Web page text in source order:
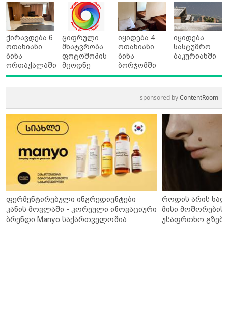
ქირავდება 6
ოთახიანი
ბინა
ორთაჭალაში
ციფრული
მხატვრობა
ფოტოშოპის
მცოდნე
იყიდება 4
ოთახიანი
ბინა
ბორჯომში
იყიდება
სასტუმრო
ბაკურიანში
sponsored byContentRoom
ფერმენტირებული ინგრედიენტები
კანის მოვლაში - კორეული ინოვაციური
ბრენდი Manyo საქართველოშია
როდის არის
მისი მოშორების
უსაფრთხო გზები